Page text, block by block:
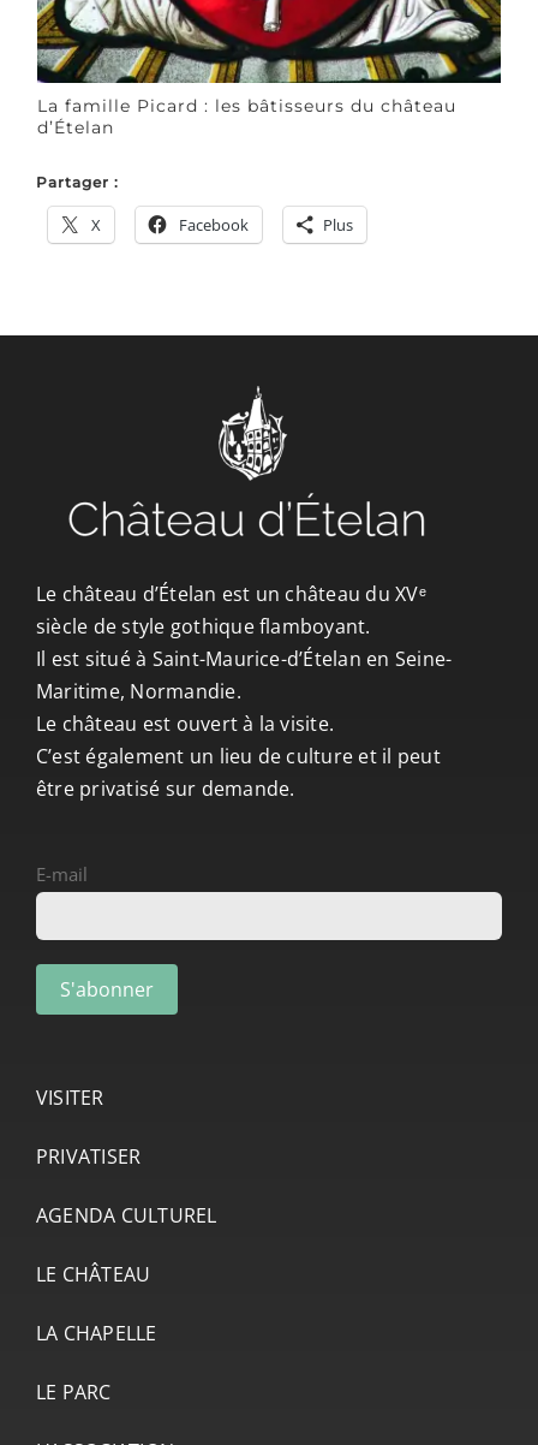
La famille Picard : les bâtisseurs du château
d’Ételan
Partager :
X Facebook Plus
Le château d’Ételan est un château du XVᵉ
siècle de style gothique flamboyant.
Il est situé à Saint-Maurice-d’Ételan en Seine-
Maritime, Normandie.
Le château est ouvert à la visite.
C’est également un lieu de culture et il peut
être privatisé sur demande.
E-mail
VISITER
PRIVATISER
AGENDA CULTUREL
LE CHÂTEAU
LA CHAPELLE
LE PARC